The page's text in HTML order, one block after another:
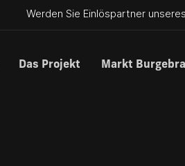
Werden Sie Einlöspartner
Das Projekt Markt